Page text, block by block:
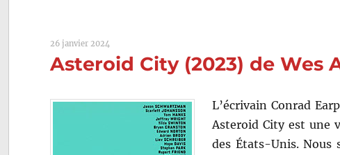
26 janvier 2024
Asteroid City (2023) de Wes
L’écrivain Conrad
Asteroid City est une
des États-Unis. Nous